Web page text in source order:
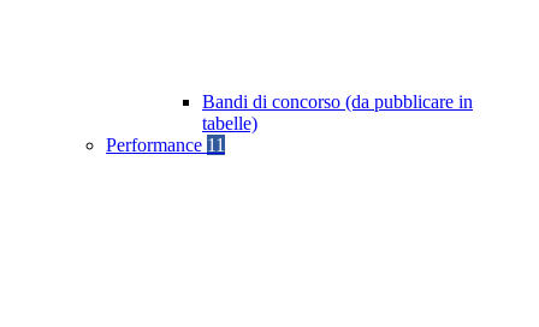
Bandi di concorso (da pubblicare in
tabelle)
Performance 11